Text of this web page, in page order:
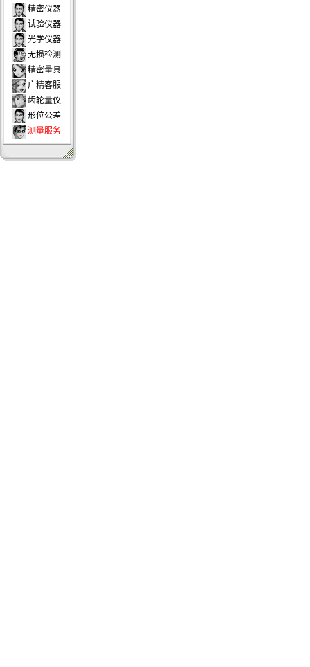
精密仪器
试验仪器
光学仪器
无损检测
精密量具
广精客服
齿轮量仪
形位公差
测量服务